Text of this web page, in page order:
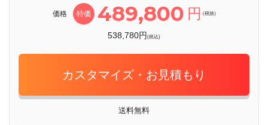
価格 特価 489,800 円 (税抜)
538,780円(税込)
カスタマイズ・お見積もり
送料無料